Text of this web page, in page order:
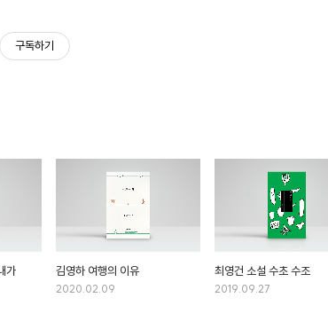
구독하기
가
김영하 여행의 이유
2020.02.09
최영건 소설 수초 수조
2019.09.27